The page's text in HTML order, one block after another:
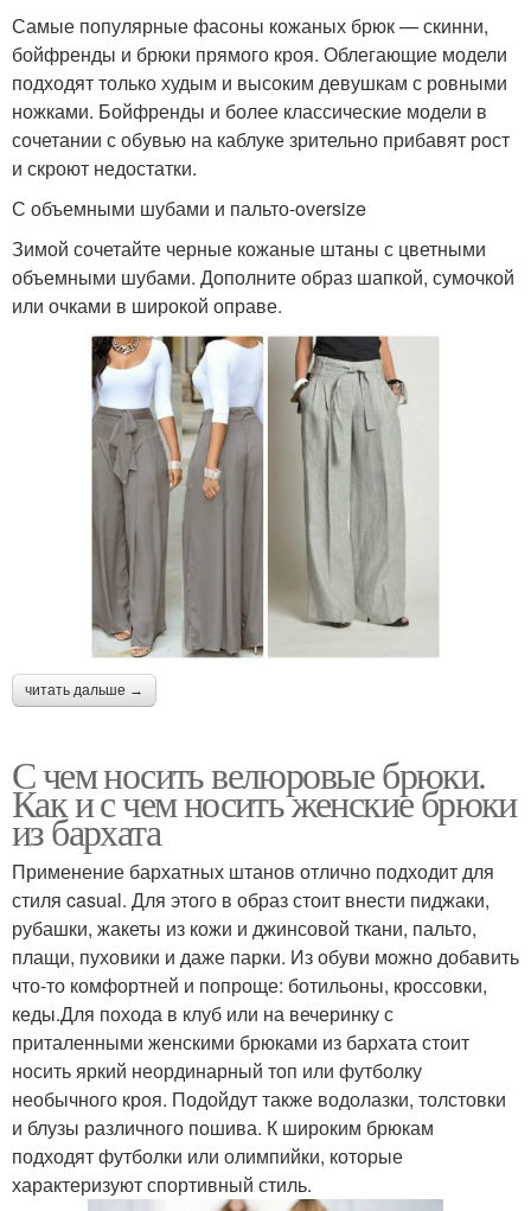
Самые популярные фасоны кожаных брюк — скинни,
бойфренды и брюки прямого кроя. Облегающие модели
подходят только худым и высоким девушкам с ровными
ножками. Бойфренды и более классические модели в
сочетании с обувью на каблуке зрительно прибавят рост
и скроют недостатки.
С объемными шубами и пальто-oversize
Зимой сочетайте черные кожаные штаны с цветными
объемными шубами. Дополните образ шапкой, сумочкой
или очками в широкой оправе.
читать дальше →
С чем носить велюровые брюки.
Как и с чем носить женские брюки
из бархата
Применение бархатных штанов отлично подходит для
стиля casual. Для этого в образ стоит внести пиджаки,
рубашки, жакеты из кожи и джинсовой ткани, пальто,
плащи, пуховики и даже парки. Из обуви можно добавить
что-то комфортней и попроще: ботильоны, кроссовки,
кеды.Для похода в клуб или на вечеринку с
приталенными женскими брюками из бархата стоит
носить яркий неординарный топ или футболку
необычного кроя. Подойдут также водолазки, толстовки
и блузы различного пошива. К широким брюкам
подходят футболки или олимпийки, которые
характеризуют спортивный стиль.